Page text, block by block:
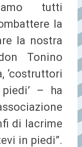
tutti
la
la nostra
Tonino
‘costruttori
– ha
di lacrime
in piedi”.